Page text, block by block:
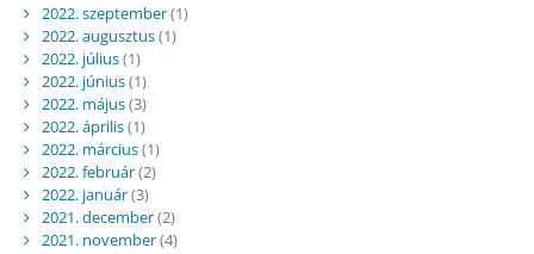
2022. szeptember(1)
2022. augusztus(1)
2022. július(1)
2022. június(1)
2022. május(3)
2022. április(1)
2022. március(1)
2022. február(2)
2022. január(3)
2021. december(2)
2021. november(4)